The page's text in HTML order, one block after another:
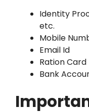
Identity
etc.
Mobile
Email Id
Ration Card
Bank